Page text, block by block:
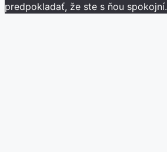
predpokladať, že ste s ňou spokojní.